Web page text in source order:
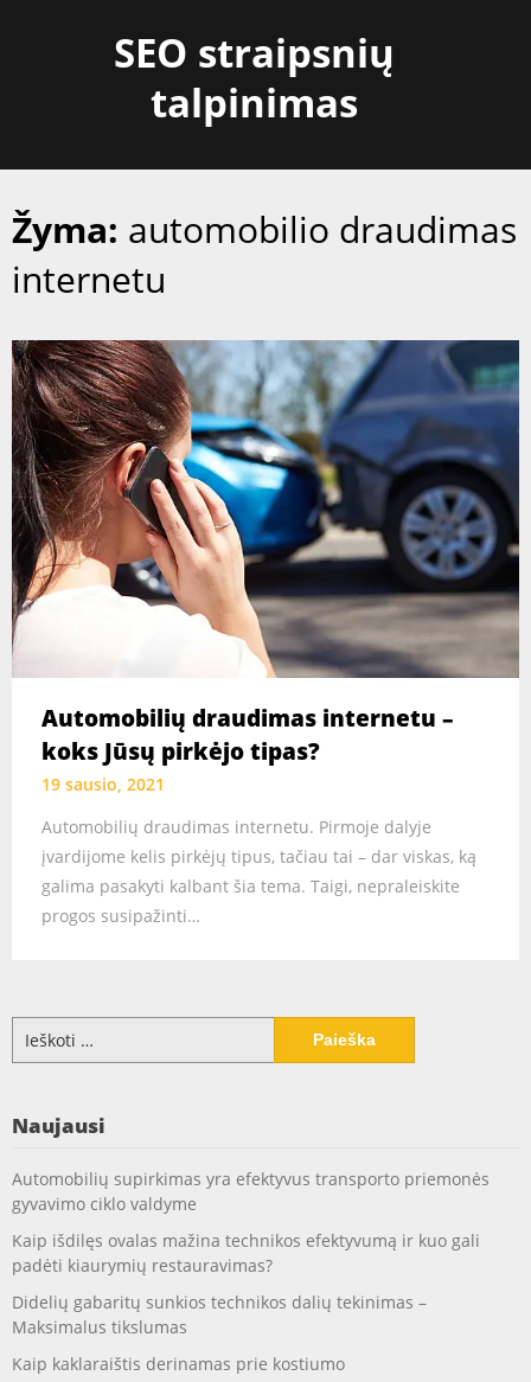
SEO straipsnių
talpinimas
Žyma: automobilio draudimas
internetu
Automobilių draudimas internetu –
koks Jūsų pirkėjo tipas?
19 sausio, 2021
Automobilių draudimas internetu. Pirmoje dalyje
įvardijome kelis pirkėjų tipus, tačiau tai – dar viskas, ką
galima pasakyti kalbant šia tema. Taigi, nepraleiskite
progos susipažinti…
Ieškoti:
Naujausi
Automobilių supirkimas yra efektyvus transporto priemonės
gyvavimo ciklo valdyme
Kaip išdilęs ovalas mažina technikos efektyvumą ir kuo gali
padėti kiaurymių restauravimas?
Didelių gabaritų sunkios technikos dalių tekinimas –
Maksimalus tikslumas
Kaip kaklaraištis derinamas prie kostiumo